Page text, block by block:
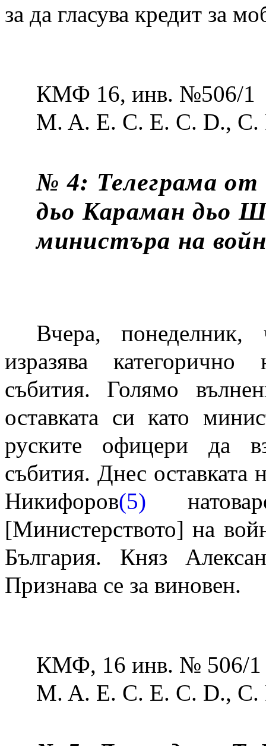
за да гласува кредит за
КМФ 16, инв. №506/1
M. A. E. C. E. C. D.,
№ 4: Телеграма
дьо Караман дьо
министъра на
Вчера, понеделник,
изразява категорично
събития. Голямо
оставката си като
руските офицери да
събития. Днес оставката
Никифоров(5)
[Министерството] на
България. Княз
Признава се за виновен.
КМФ, 16 инв. № 506/1
M. A. E. C. E. C. D.,